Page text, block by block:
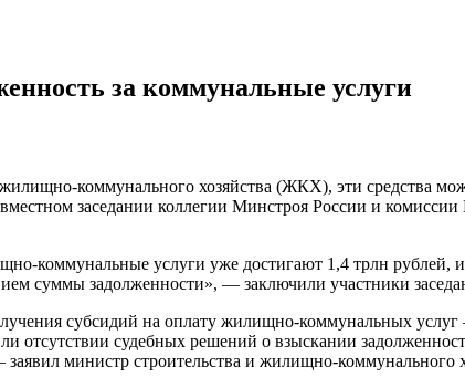
за коммунальные услуги
коммунального хозяйства (ЖКХ), эти средства
заседании коллегии Минстроя России и
коммунальные услуги уже достигают 1,4 трлн
суммы задолженности», — заключили участники
субсидий на оплату жилищно-коммунальных
отсутствии судебных решений о взыскании
министр строительства и жилищно-коммунального